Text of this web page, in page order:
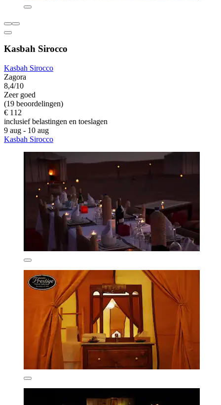
Kasbah Sirocco
Kasbah Sirocco
Zagora
8,4/10
Zeer goed
(19 beoordelingen)
€ 112
inclusief belastingen en toeslagen
9 aug - 10 aug
Kasbah Sirocco